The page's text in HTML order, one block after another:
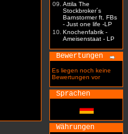
09. Attila The
Stockbroker´s
Barnstormer ft. FBs
- Just one life -LP
10. Knochenfabrik -
Ameisenstaat - LP
Bewertungen
Es liegen noch keine
Bewertungen vor
Sprachen
Währungen